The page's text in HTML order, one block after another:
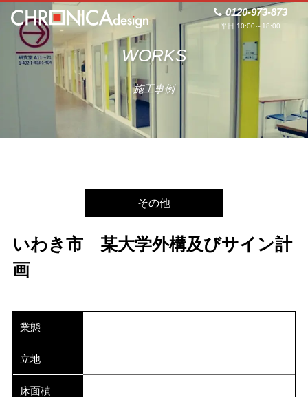
0120-973-873
平日 10:00～18:00
WORKS
施工事例
その他
いわき市 某大学外構及びサイン計
画
業態
立地
床面積